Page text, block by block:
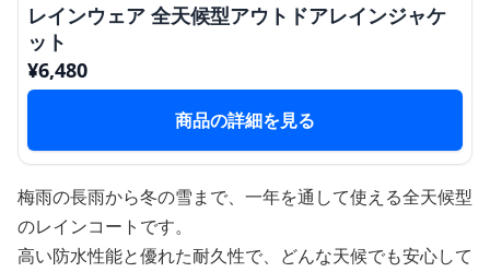
レインウェア 全天候型アウトドアレインジャケ
ット
¥6,480
商品の詳細を見る
梅雨の長雨から冬の雪まで、一年を通して使える全天候型
のレインコートです。
高い防水性能と優れた耐久性で、どんな天候でも安心して